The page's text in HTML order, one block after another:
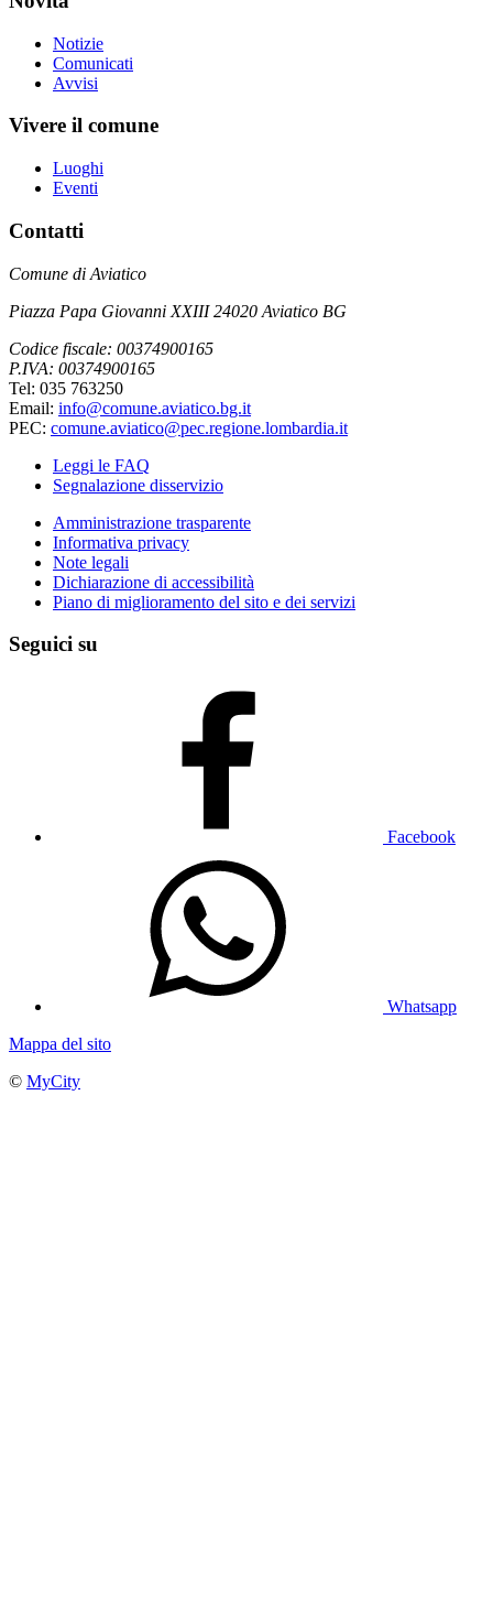
Notizie
Comunicati
Avvisi
Vivere il comune
Luoghi
Eventi
Contatti
Comune di Aviatico
Piazza Papa Giovanni XXIII 24020 Aviatico BG
Codice fiscale: 00374900165
P.IVA: 00374900165
Tel: 035 763250
Email: info@comune.aviatico.bg.it
PEC: comune.aviatico@pec.regione.lombardia.it
Leggi le FAQ
Segnalazione disservizio
Amministrazione trasparente
Informativa privacy
Note legali
Dichiarazione di accessibilità
Piano di miglioramento del sito e dei servizi
Seguici su
Facebook
Whatsapp
Mappa del sito
© MyCity